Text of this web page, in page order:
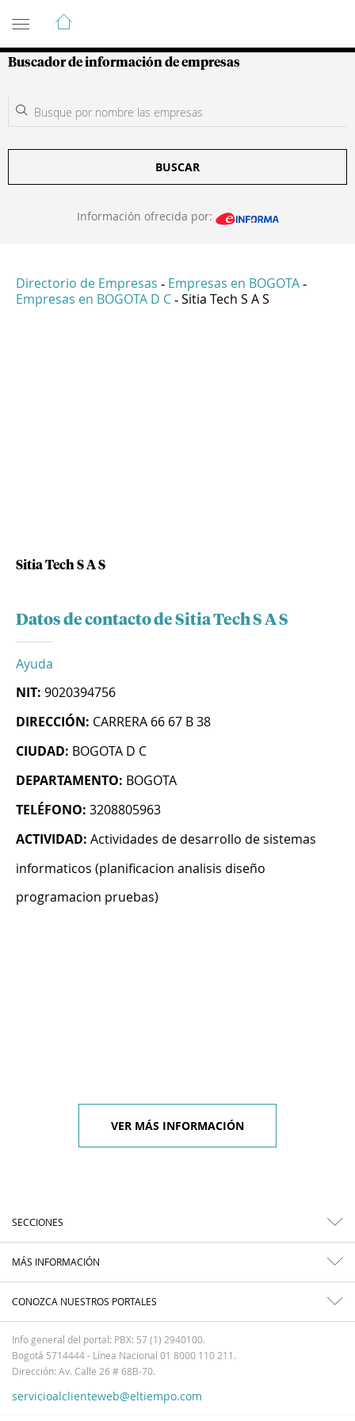
Guía de Empresas Colombianas
Buscador de información de empresas
BUSCAR
Información ofrecida por:
Directorio de Empresas - Empresas en BOGOTA -
Empresas en BOGOTA D C - Sitia Tech S A S
Sitia Tech S A S
Datos de contacto de Sitia Tech S A S
Ayuda
NIT: 9020394756
DIRECCIÓN: CARRERA 66 67 B 38
CIUDAD: BOGOTA D C
DEPARTAMENTO: BOGOTA
TELÉFONO: 3208805963
ACTIVIDAD: Actividades de desarrollo de sistemas
informaticos (planificacion analisis diseño
programacion pruebas)
VER MÁS INFORMACIÓN
SECCIONES
MÁS INFORMACIÓN
CONOZCA NUESTROS PORTALES
Info general del portal: PBX: 57 (1) 2940100.
Bogotá 5714444 - Línea Nacional 01 8000 110 211.
Dirección: Av. Calle 26 # 68B-70.
servicioalclienteweb@eltiempo.com